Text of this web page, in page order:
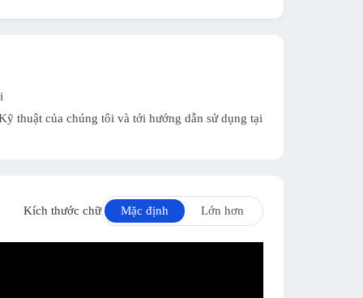
thuật của chúng tôi và tới hướng dẫn sử dụng tại
Kích thước chữ Mặc định Lớn hơn